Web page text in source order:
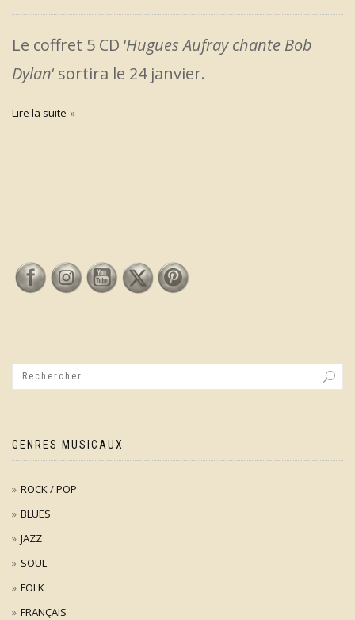
Le coffret 5 CD ‘Hugues Aufray chante Bob
Dylan‘ sortira le 24 janvier.
Lire la suite
GENRES MUSICAUX
ROCK / POP
BLUES
JAZZ
SOUL
FOLK
FRANÇAIS